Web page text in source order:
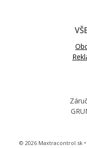
© 2026 Maxtracontrol.sk •